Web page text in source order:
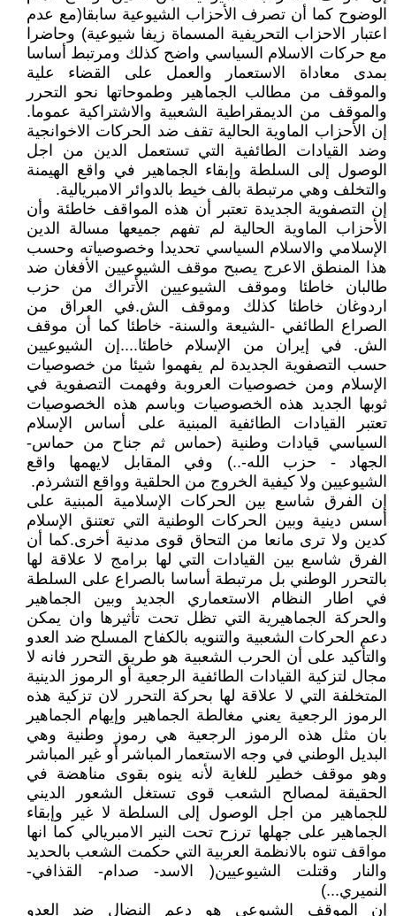
الوضوح كما أن تصرف الأحزاب الشيوعية سابقا(مع عدم
اعتبار الاحزاب التحريفية المسماة زيفا شيوعية) وحاضرا
مع حركات الاسلام السياسي واضح كذلك ومرتبط أساسا
بمدى معاداة الاستعمار والعمل على القضاء علية
والموقف من مطالب الجماهير وطموحاتها نحو التحرر
والموقف من الديمقراطية الشعبية والاشتراكية عموما.
إن الأحزاب الماوية الحالية تقف ضد الحركات الاخوانجية
وضد القيادات الطائفية التي تستعمل الدين من اجل
الوصول إلى السلطة وإبقاء الجماهير في واقع الهيمنة
والتخلف وهي مرتبطة بالف خيط بالدوائر الامبريالية.
إن التصفوية الجديدة تعتبر أن هذه المواقف خاطئة وأن
الأحزاب الماوية الحالية لم تفهم جميعها مسالة الدين
الإسلامي والاسلام السياسي تحديدا وخصوصياته وحسب
هذا المنطق الاعرج يصبح موقف الشيوعيين الأفغان ضد
طالبان خاطئا وموقف الشيوعيين الأتراك من حزب
اردوغان خاطئا كذلك وموقف الش.في العراق من
الصراع الطائفي -الشيعة والسنة- خاطئا كما أن موقف
الش. في إيران من الإسلام خاطئا....إن الشيوعيين
حسب التصفوية الجديدة لم يفهموا شيئا من خصوصيات
الإسلام ومن خصوصيات العروبة وفهمت التصفوية في
ثوبها الجديد هذه الخصوصيات وباسم هذه الخصوصيات
تعتبر القيادات الطائفية المبنية على أساس الإسلام
السياسي قيادات وطنية (حماس ثم جناح من حماس-
الجهاد - حزب الله-..) وفي المقابل لايهمها واقع
الشيوعيين ولا كيفية الخروج من الحلقية وواقع التشرذم.
إن الفرق شاسع بين الحركات الإسلامية المبنية على
أسس دينية وبين الحركات الوطنية التي تعتنق الإسلام
كدين ولا ترى مانعا من التحاق قوى مدنية أخرى.كما أن
الفرق شاسع بين القيادات التي لها برامج لا علاقة لها
بالتحرر الوطني بل مرتبطة أساسا بالصراع على السلطة
في اطار النظام الاستعماري الجديد وبين الجماهير
والحركة الجماهيرية التي تظل تحت تأثيرها وان يمكن
دعم الحركات الشعبية والتنويه بالكفاح المسلح ضد العدو
والتأكيد على أن الحرب الشعبية هو طريق التحرر فانه لا
مجال لتزكية القيادات الطائفية الرجعية أو الرموز الدينية
المتخلفة التي لا علاقة لها بحركة التحرر لان تزكية هذه
الرموز الرجعية يعني مغالطة الجماهير وإيهام الجماهير
بان مثل هذه الرموز الرجعية هي رموز وطنية وهي
البديل الوطني في وجه الاستعمار المباشر أو غير المباشر
وهو موقف خطير للغاية لأنه ينوه بقوى مناهضة في
الحقيقة لمصالح الشعب قوى تستغل الشعور الديني
للجماهير من اجل الوصول إلى السلطة لا غير وإبقاء
الجماهير على جهلها ترزح تحت النير الامبريالي كما انها
مواقف تنوه بالانظمة العربية التي حكمت الشعب بالحديد
والنار وقتلت الشيوعيين( الاسد- صدام- القذافي-
النميري...)
إن الموقف الشيوعي هو دعم النضال ضد العدو